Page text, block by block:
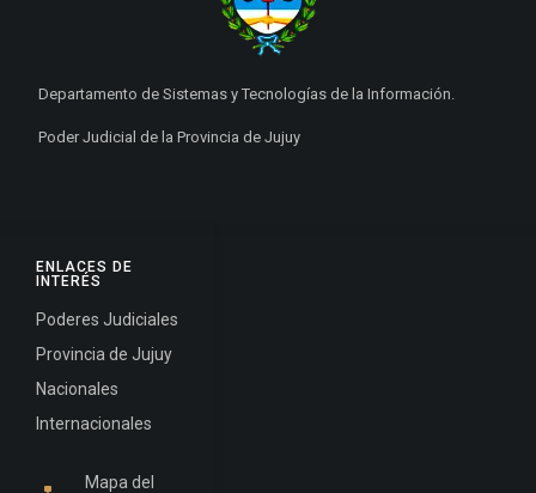
ENLACES DE
INTERÉS
Poderes Judiciales
Provincia de Jujuy
Nacionales
Internacionales
Mapa del
Departamento de Sistemas y Tecnologías de la Información.
Poder Judicial de la Provincia de Jujuy